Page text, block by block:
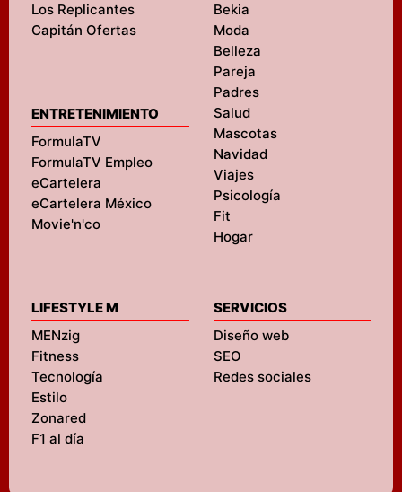
Los Replicantes
Capitán Ofertas
ENTRETENIMIENTO
FormulaTV
FormulaTV Empleo
eCartelera
eCartelera México
Movie'n'co
Bekia
Moda
Belleza
Pareja
Padres
Salud
Mascotas
Navidad
Viajes
Psicología
Fit
Hogar
LIFESTYLE M
MENzig
Fitness
Tecnología
Estilo
Zonared
F1 al día
SERVICIOS
Diseño web
SEO
Redes sociales